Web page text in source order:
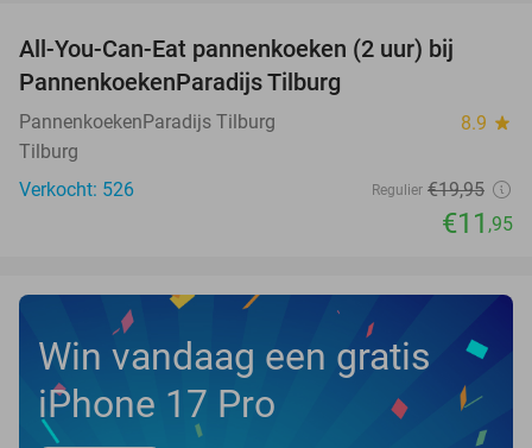
All-You-Can-Eat pannenkoeken (2 uur) bij
PannenkoekenParadijs Tilburg
PannenkoekenParadijs Tilburg 8.9 star
Tilburg
Verkocht: 526
Regulier €19,95
€11 ,95
Win vandaag een gratis
iPhone 17 Pro